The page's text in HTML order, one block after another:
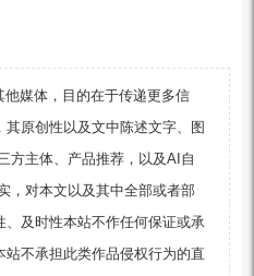
媒体，目的在于传递更多信
原创性以及文中陈述文字、图
方主体、产品推荐，以及AI自
，对本文以及其中全部或者部
及时性本站不作任何保证或承
不承担此类作品侵权行为的直